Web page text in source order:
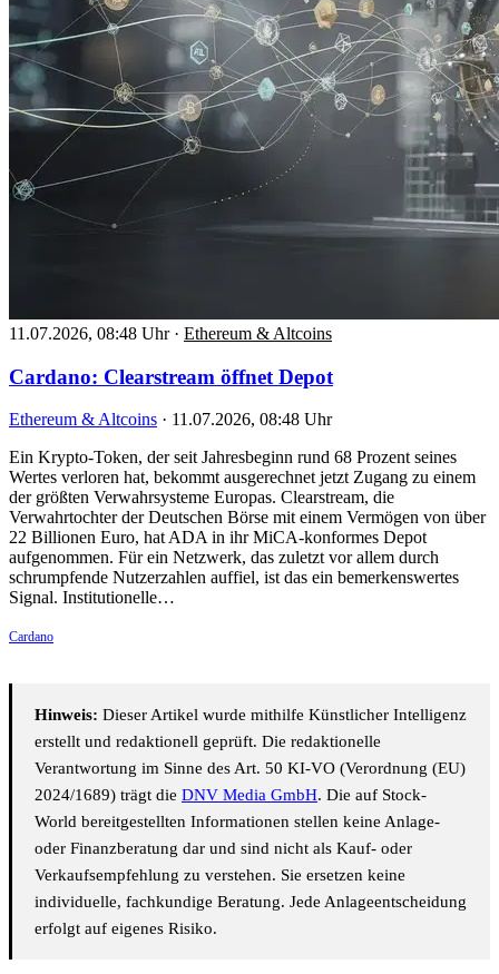
11.07.2026, 08:48 Uhr · Ethereum & Altcoins
Cardano: Clearstream öffnet Depot
Ethereum & Altcoins · 11.07.2026, 08:48 Uhr
Ein Krypto-Token, der seit Jahresbeginn rund 68 Prozent seines
Wertes verloren hat, bekommt ausgerechnet jetzt Zugang zu einem
der größten Verwahrsysteme Europas. Clearstream, die
Verwahrtochter der Deutschen Börse mit einem Vermögen von über
22 Billionen Euro, hat ADA in ihr MiCA-konformes Depot
aufgenommen. Für ein Netzwerk, das zuletzt vor allem durch
schrumpfende Nutzerzahlen auffiel, ist das ein bemerkenswertes
Signal. Institutionelle…
Cardano
Hinweis: Dieser Artikel wurde mithilfe Künstlicher Intelligenz
erstellt und redaktionell geprüft. Die redaktionelle
Verantwortung im Sinne des Art. 50 KI-VO (Verordnung (EU)
2024/1689) trägt die DNV Media GmbH. Die auf Stock-
World bereitgestellten Informationen stellen keine Anlage-
oder Finanzberatung dar und sind nicht als Kauf- oder
Verkaufsempfehlung zu verstehen. Sie ersetzen keine
individuelle, fachkundige Beratung. Jede Anlageentscheidung
erfolgt auf eigenes Risiko.